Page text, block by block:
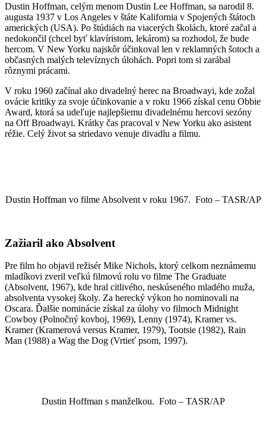
Dustin Hoffman, celým menom Dustin Lee Hoffman, sa narodil 8.
augusta 1937 v Los Angeles v štáte Kalifornia v Spojených štátoch
amerických (USA). Po štúdiách na viacerých školách, ktoré začal a
nedokončil (chcel byť klavíristom, lekárom) sa rozhodol, že bude
hercom. V New Yorku najskôr účinkoval len v reklamných šotoch a
občasných malých televíznych úlohách. Popri tom si zarábal
rôznymi prácami.
V roku 1960 začínal ako divadelný herec na Broadwayi, kde zožal
ovácie kritiky za svoje účinkovanie a v roku 1966 získal cenu Obbie
Award, ktorá sa udeľuje najlepšiemu divadelnému hercovi sezóny
na Off Broadwayi. Krátky čas pracoval v New Yorku ako asistent
réžie. Celý život sa striedavo venuje divadlu a filmu.
Dustin Hoffman vo filme Absolvent v roku 1967. Foto – TASR/AP
Zažiaril ako Absolvent
Pre film ho objavil režisér Mike Nichols, ktorý celkom neznámemu
mladíkovi zveril veľkú filmovú rolu vo filme The Graduate
(Absolvent, 1967), kde hral citlivého, neskúseného mladého muža,
absolventa vysokej školy. Za herecký výkon ho nominovali na
Oscara. Ďalšie nominácie získal za úlohy vo filmoch Midnight
Cowboy (Polnočný kovboj, 1969), Lenny (1974), Kramer vs.
Kramer (Kramerová versus Kramer, 1979), Tootsie (1982), Rain
Man (1988) a Wag the Dog (Vrtieť psom, 1997).
Dustin Hoffman s manželkou. Foto – TASR/AP